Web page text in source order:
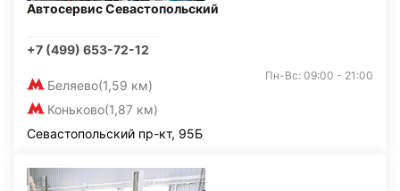
Автосервис Севастопольский
+7 (499) 653-72-12
Беляево(1,59 км)
Коньково(1,87 км)
Пн-Вс: 09:00 - 21:00
Севастопольский пр-кт, 95Б